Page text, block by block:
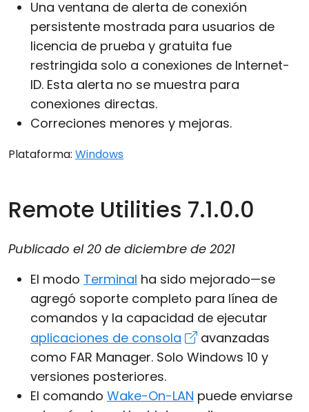
Una ventana de alerta de conexión
persistente mostrada para usuarios de
licencia de prueba y gratuita fue
restringida solo a conexiones de Internet-
ID. Esta alerta no se muestra para
conexiones directas.
Correciones menores y mejoras.
Plataforma: Windows
Remote Utilities 7.1.0.0
Publicado el20 de diciembre de 2021
El modo Terminal ha sido mejorado—se
agregó soporte completo para línea de
comandos y la capacidad de ejecutar
aplicaciones de consola
avanzadas
como FAR Manager. Solo Windows 10 y
versiones posteriores.
El comando Wake-On-LAN puede enviarse